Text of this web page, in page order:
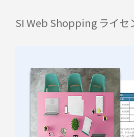
SI Web Shopping ライセ